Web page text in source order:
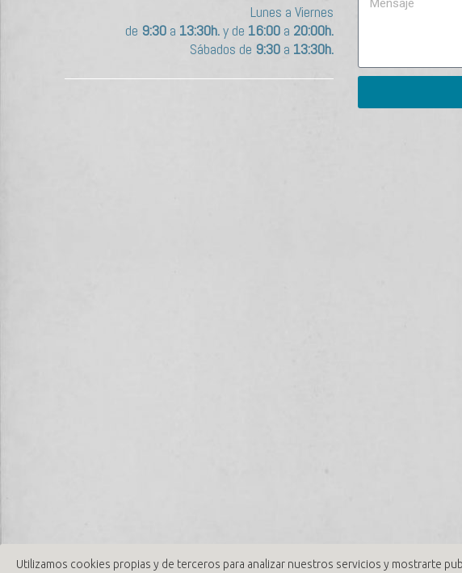
Lunes a Viernes
de 9:30a 13:30h.y de 16:00a 20:00h.
Sábados de 9:30a 13:30h.
Utilizamos cookies propias y de terceros para analizar nuestros servicios y mostrarte